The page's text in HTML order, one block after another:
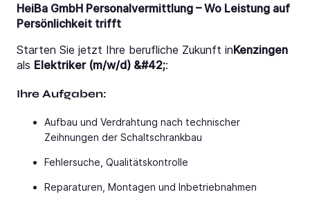
HeiBa GmbH Personalvermittlung – Wo Leistung auf
Persönlichkeit trifft
Starten Sie jetzt Ihre berufliche Zukunft inKenzingen
als Elektriker (m/w/d) &#42;:
Ihre Aufgaben:
Aufbau und Verdrahtung nach technischer
Zeihnungen der Schaltschrankbau
Fehlersuche, Qualitätskontrolle
Reparaturen, Montagen und Inbetriebnahmen